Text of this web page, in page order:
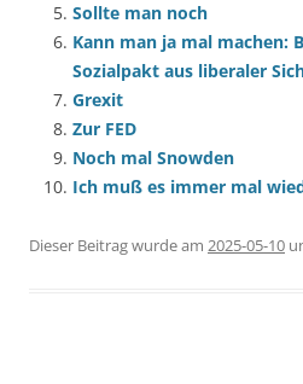
Sollte man noch
Kann man ja mal machen:
Sozialpakt aus liberaler
Grexit
Zur FED
Noch mal Snowden
Ich muß es immer mal
Dieser Beitrag wurde am 2025-05-10